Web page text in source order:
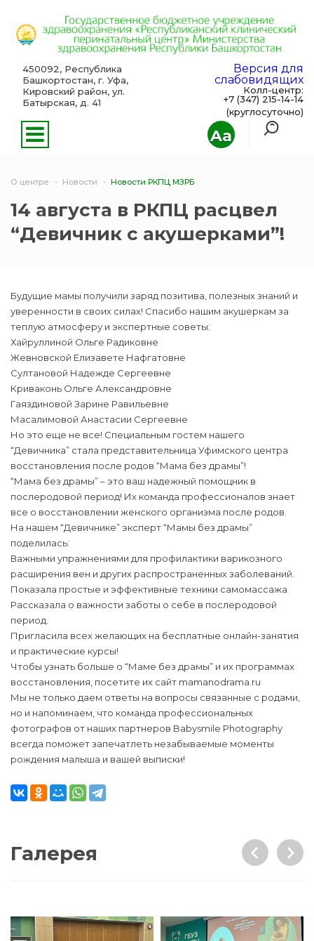
Aa
450092, Республика
Башкортостан, г. Уфа,
Кировский район, ул.
Батырская, д. 41
Версия для
слабовидящих
Колл-центр:
+7 (347) 215-14-14
(круглосуточно)
О центре Новости Новости РКПЦ МЗРБ
14 августа в РКПЦ расцвел
“Девичник с акушерками”!
Будущие мамы получили заряд позитива, полезных знаний и
уверенности в своих силах! Спасибо нашим акушеркам за
теплую атмосферу и экспертные советы:
Хайруллиной Ольге Радиковне
Жевновской Елизавете Нафгатовне
Султановой Надежде Сергеевне
Криваконь Ольге Александровне
Гаяздиновой Зарине Равильевне
Масалимовой Анастасии Сергеевне
Но это еще не все! Специальным гостем нашего
“Девичника” стала представительница Уфимского центра
восстановления после родов “Мама без драмы”!
“Мама без драмы” – это ваш надежный помощник в
послеродовой период! Их команда профессионалов знает
все о восстановлении женского организма после родов.
На нашем “Девичнике” эксперт “Мамы без драмы”
поделилась:
Важными упражнениями для профилактики варикозного
расширения вен и других распространенных заболеваний.
Показала простые и эффективные техники самомассажа
Рассказала о важности заботы о себе в послеродовой
период.
Пригласила всех желающих на бесплатные онлайн-занятия
и практические курсы!
Чтобы узнать больше о “Маме без драмы” и их программах
восстановления, посетите их сайт mamanodrama.ru
Мы не только даем ответы на вопросы связанные с родами,
но и напоминаем, что команда профессиональных
фотографов от наших партнеров Babysmile Photography
всегда поможет запечатлеть незабываемые моменты
рождения малыша и вашей выписки!
Галерея